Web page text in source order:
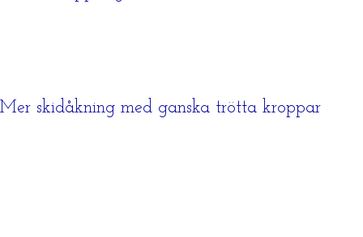
Mer skidåkning med ganska trötta kroppar